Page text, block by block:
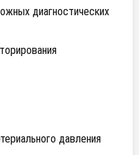
диагностических
давления